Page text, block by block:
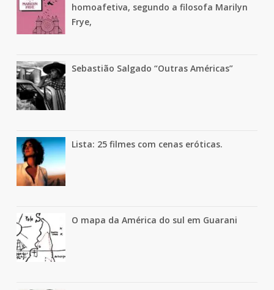
homoafetiva, segundo a filosofa Marilyn
Frye,
Sebastião Salgado “Outras Américas”
Lista: 25 filmes com cenas eróticas.
O mapa da América do sul em Guarani